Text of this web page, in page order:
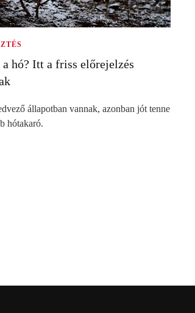
a hó? Itt a friss előrejelzés
állapotban vannak, azonban jót tenne
hótakaró.